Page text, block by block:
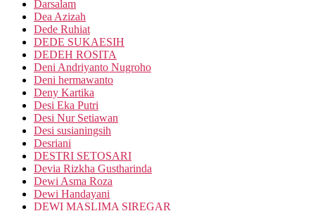
Darsalam
Dea Azizah
Dede Ruhiat
DEDE SUKAESIH
DEDEH ROSITA
Deni Andriyanto Nugroho
Deni hermawanto
Deny Kartika
Desi Eka Putri
Desi Nur Setiawan
Desi susianingsih
Desriani
DESTRI SETOSARI
Devia Rizkha Gustharinda
Dewi Asma Roza
Dewi Handayani
DEWI MASLIMA SIREGAR